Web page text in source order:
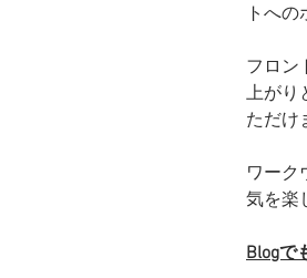
トへ
フロン
上がり
ただけ
ワーク
気を楽
Blogで